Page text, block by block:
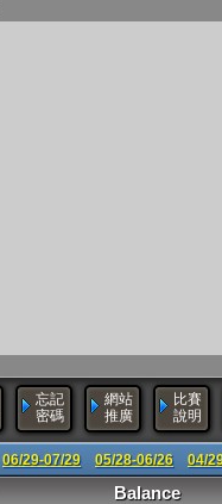
忘記
密碼
網站
推廣
比賽
說明
06/29-07/29 05/28-06/26 04/
Balance